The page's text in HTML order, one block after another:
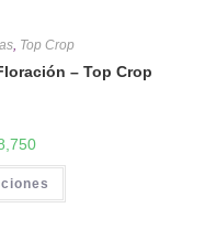
, Top Crop
– Top Crop